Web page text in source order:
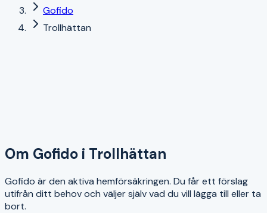
Gofido
Trollhättan
Om Gofido i Trollhättan
Gofido är den aktiva hemförsäkringen. Du får ett förslag
utifrån ditt behov och väljer själv vad du vill lägga till eller ta
bort.